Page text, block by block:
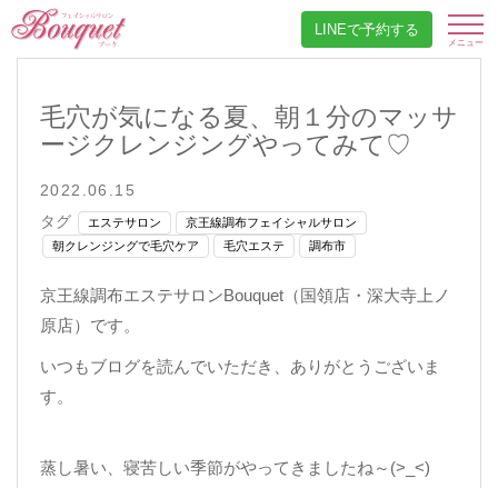
LINEで予約する
毛穴が気になる夏、朝１分のマッサ
ージクレンジングやってみて♡
2022.06.15
タグ
エステサロン
京王線調布フェイシャルサロン
朝クレンジングで毛穴ケア
毛穴エステ 調布市
京王線調布エステサロンBouquet（国領店・深大寺上ノ
原店）です。
いつもブログを読んでいただき、ありがとうございま
す。
蒸し暑い、寝苦しい季節がやってきましたね～(>_<)